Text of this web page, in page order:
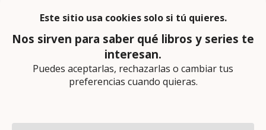
privacidad
En calidad de afiliado de Amazon obtengo
ingresos por las compras adscritas que